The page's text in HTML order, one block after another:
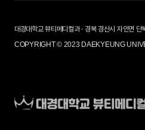
대경대학교 뷰티메디컬과 · 경북 경산시 자인면
COPYRIGHT © 2023 DAEKYEUNG